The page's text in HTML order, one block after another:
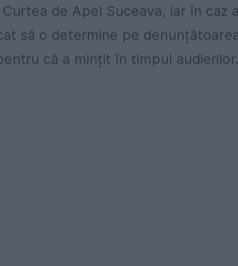
de Apel Suceava, iar în caz
să o determine pe
că a mințit în timpul audierilor.